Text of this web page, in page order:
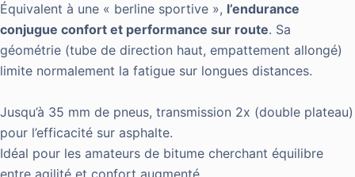
Équivalent à une « berline sportive », l’endurance
conjugue confort et performance sur route. Sa
géométrie (tube de direction haut, empattement allongé)
limite normalement la fatigue sur longues distances.
Jusqu’à 35 mm de pneus, transmission 2x (double plateau)
pour l’efficacité sur asphalte.
Idéal pour les amateurs de bitume cherchant équilibre
entre agilité et confort augmenté.